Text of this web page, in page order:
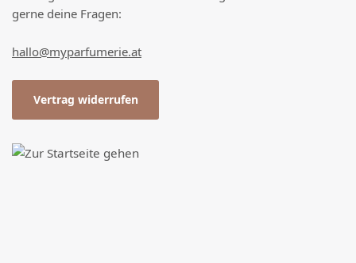
gerne deine Fragen:
hallo@myparfumerie.at
Vertrag widerrufen